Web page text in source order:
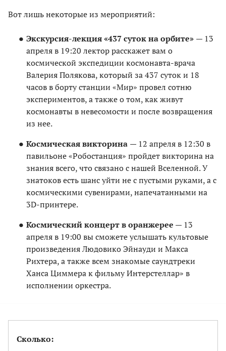
Вот лишь некоторые из мероприятий:
Экскурсия-лекция «437 суток на орбите» — 13
апреля в 19:20 лектор расскажет вам о
космической экспедиции космонавта-врача
Валерия Полякова, который за 437 суток и 18
часов в борту станции «Мир» провел сотню
экспериментов, а также о том, как живут
космонавты в невесомости и после возвращения
из нее.
Космическая викторина — 12 апреля в 12:30 в
павильоне «Робостанция» пройдет викторина на
знания всего, что связано с нашей Вселенной. У
знатоков есть шанс уйти не с пустыми руками, а с
космическими сувенирами, напечатанными на
3D-принтере.
Космический концерт в оранжерее — 13
апреля в 19:00 вы сможете услышать культовые
произведения Людовико Эйнауди и Макса
Рихтера, а также всем знакомые саундтреки
Ханса Циммера к фильму Интерстеллар» в
исполнении оркестра.
Сколько: